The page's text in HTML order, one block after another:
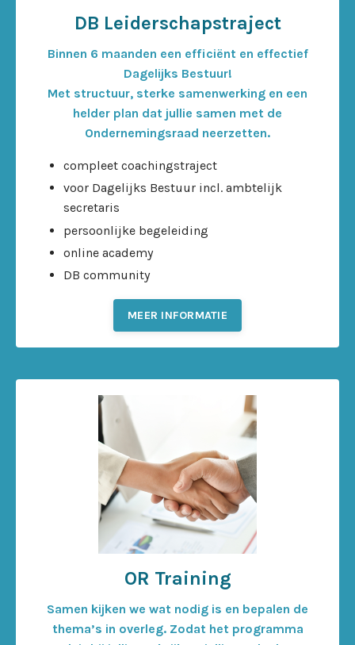
DB Leiderschapstraject
Binnen 6 maanden een efficiënt en effectief
Dagelijks Bestuur!
Met structuur, sterke samenwerking en een
helder plan dat jullie samen met de
Ondernemingsraad neerzetten.
compleet coachingstraject
voor Dagelijks Bestuur incl. ambtelijk
secretaris
persoonlijke begeleiding
online academy
DB community
MEER INFORMATIE
OR Training
Samen kijken we wat nodig is en bepalen de
thema’s in overleg. Zodat het programma